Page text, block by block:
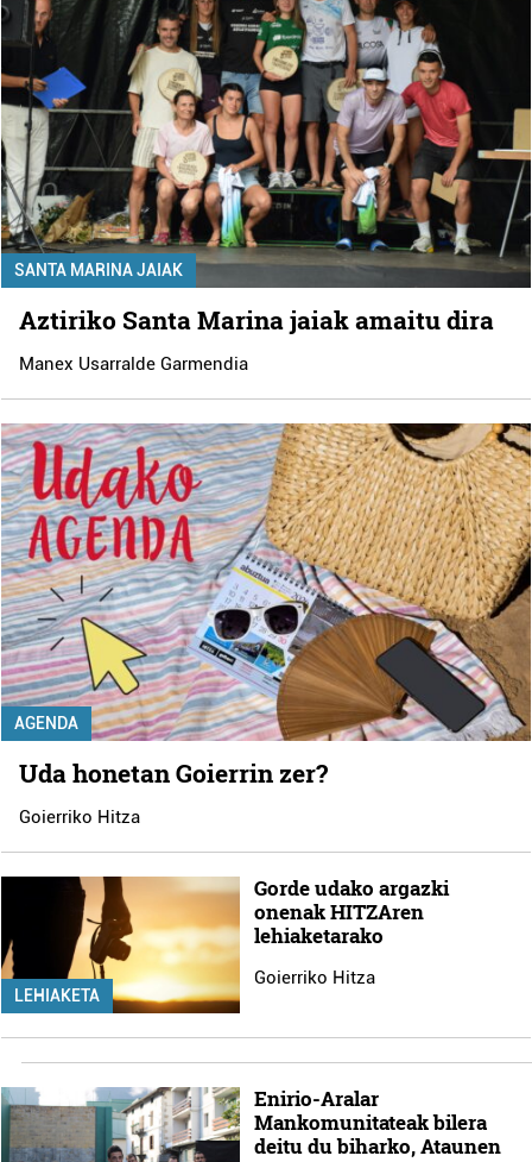
SANTA MARINA JAIAK
Aztiriko Santa Marina jaiak amaitu dira
Manex Usarralde Garmendia
AGENDA
Uda honetan Goierrin zer?
Goierriko Hitza
LEHIAKETA
Gorde udako argazki
onenak HITZAren
lehiaketarako
Goierriko Hitza
Enirio-Aralar
Mankomunitateak bilera
deitu du biharko, Ataunen